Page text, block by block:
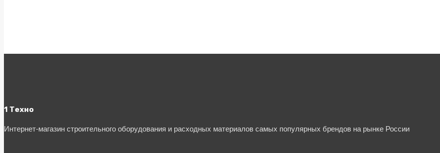
1 Техно
Интернет-магазин строительного оборудования и расходных материалов самых популярных брендов на рынке России